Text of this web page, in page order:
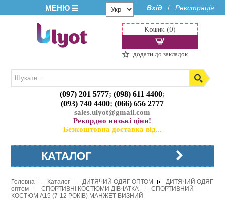
МЕНЮ Вхід / Реєстрація
(097) 201 5777;(098) 611 4400;
(093) 740 4400;(066) 656 2777
sales.ulyot@gmail.com
Рекордно низькі ціни!
Безкоштовна доставка від...
Кошик (0)
додати до закладок
КАТАЛОГ
Головна Каталог ДИТЯЧИЙ ОДЯГ ОПТОМ
ДИТЯЧИЙ ОДЯГ
оптом
СПОРТИВНІ КОСТЮМИ ДІВЧАТКА
СПОРТИВНИЙ
КОСТЮМ A15 (7-12 РОКІВ) МАНЖЕТ БИЗНИЙ